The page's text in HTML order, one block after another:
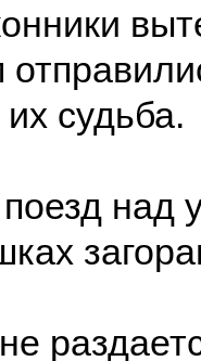
судьба.
над